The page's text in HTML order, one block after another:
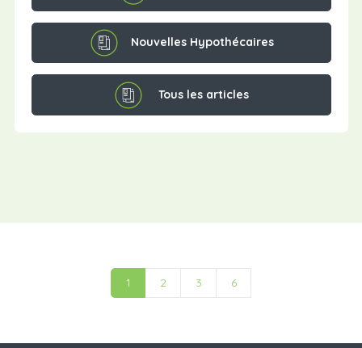
Nouvelles Hypothécaires
Tous les articles
1 2 3 6